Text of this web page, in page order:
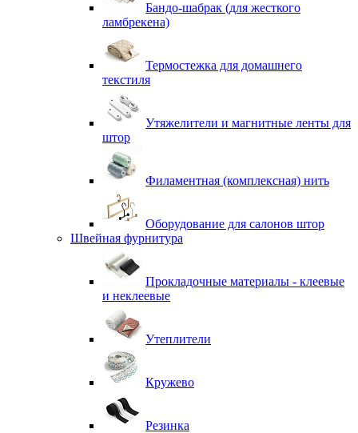
Бандо-шабрак (для жесткого
ламбрекена)
Термостежка для домашнего
текстиля
Утяжелители и магнитные ленты для
штор
Филаментная (комплексная) нить
Оборудование для салонов штор
Швейная фурнитура
Прокладочные материалы - клеевые
и неклеевые
Утеплители
Кружево
Резинка